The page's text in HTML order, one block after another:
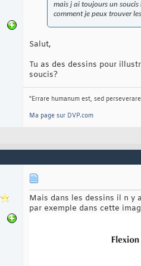
mais j ai toujours un
comment je peux trouver
Salut,
Tu as des dessins pour
soucis?
"Errare humanum est, sed
Ma page sur DVP.com
Mais dans les dessins il n y
par exemple dans cette